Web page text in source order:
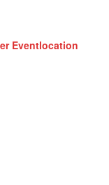
Eventlocation